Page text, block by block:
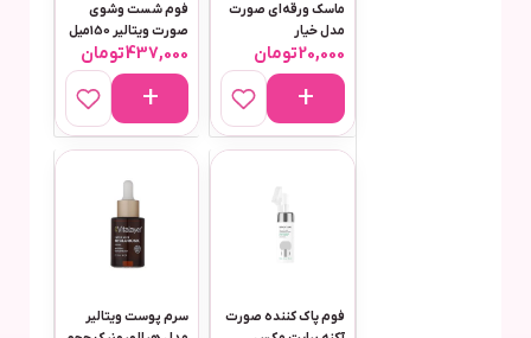
ماسک ورقه‌ای صورت
مدل خیار
20,000تومان
فوم شست وشوی
صورت ویتالیر 150میل
مناسب پوست مختلط
وچرب مدل اکتیویت
437,000تومان
فوم پاک کننده صورت
سرم پوست ویتالیر